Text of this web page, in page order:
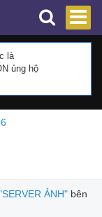
là
ủng hộ
ẢNH"bên